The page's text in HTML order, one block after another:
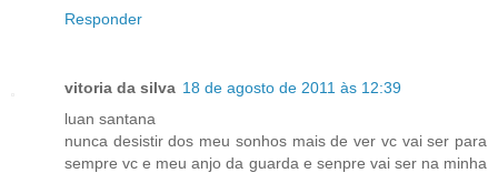
Responder
vitoria da silva 18 de agosto de 2011 às 12:39
luan santana
nunca desistir dos meu sonhos mais de ver vc vai ser para
sempre vc e meu anjo da guarda e senpre vai ser na minha